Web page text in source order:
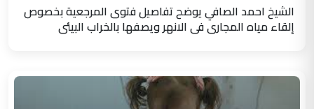
الشيخ احمد الصافي يوضح تفاصيل فتوى المرجعية بخصوص
إلقاء مياه المجاري في الانهر ويصفها بالخراب البيئي